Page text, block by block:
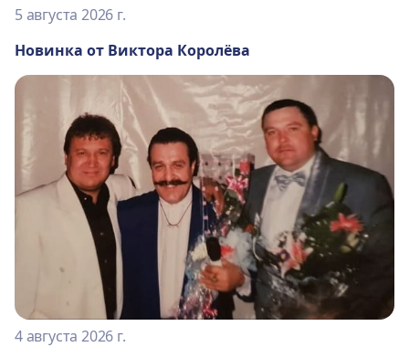
5 августа 2026 г.
Новинка от Виктора Королёва
4 августа 2026 г.